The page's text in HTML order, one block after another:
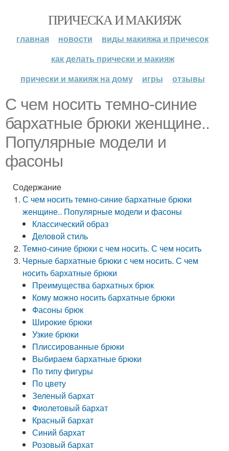
ПРИЧЕСКА И МАКИЯЖ
главная новости
виды макияжа и причесок
как делать прически и макияж
прически и макияж на дому
игры отзывы
С чем носить темно-синие
бархатные брюки женщине..
Популярные модели и
фасоны
Содержание
С чем носить темно-синие бархатные брюки
женщине.. Популярные модели и фасоны
Классический образ
Деловой стиль
Темно-синие брюки с чем носить. С чем носить
Черные бархатные брюки с чем носить. С чем
носить бархатные брюки
Преимущества бархатных брюк
Кому можно носить бархатные брюки
Фасоны брюк
Широкие брюки
Узкие брюки
Плиссированные брюки
Выбираем бархатные брюки
По типу фигуры
По цвету
Зеленый бархат
Фиолетовый бархат
Красный бархат
Синий бархат
Розовый бархат